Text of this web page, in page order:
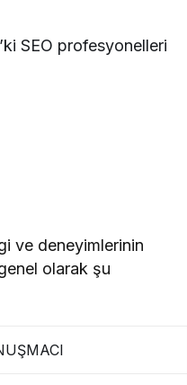
SEO profesyonelleri
ve deneyimlerinin
olarak şu